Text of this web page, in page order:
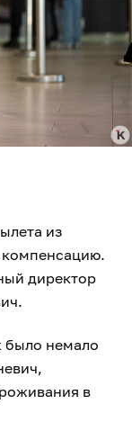
из
компенсацию.
директор
немало
в